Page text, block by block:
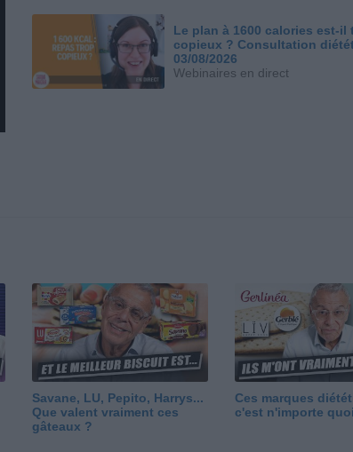
Le plan à 1600 calories est-il
copieux ? Consultation
03/08/2026
Webinaires en direct
Savane, LU, Pepito, Harrys...
Que valent vraiment ces
gâteaux ?
Ces marques
c'est n'importe